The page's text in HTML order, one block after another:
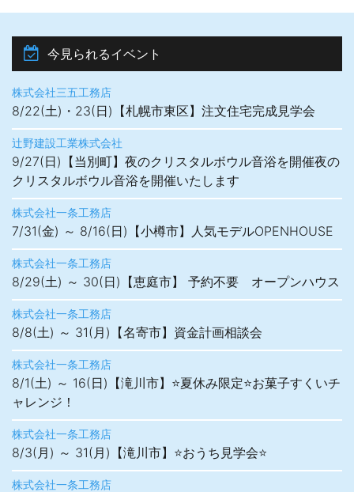
今見られるイベント
株式会社三五工務店
8/22(土)・23(日)【札幌市東区】注文住宅完成見学会
辻野建設工業株式会社
9/27(日)【当別町】夜のクリスタルボウル音浴を開催夜の
クリスタルボウル音浴を開催いたします
株式会社一条工務店
7/31(金) ～ 8/16(日)【小樽市】人気モデルOPENHOUSE
株式会社一条工務店
8/29(土) ～ 30(日)【恵庭市】 予約不要 オープンハウス
株式会社一条工務店
8/8(土) ～ 31(月)【名寄市】資金計画相談会
株式会社一条工務店
8/1(土) ～ 16(日)【滝川市】⭐夏休み限定⭐お菓子すくいチ
ャレンジ！
株式会社一条工務店
8/3(月) ～ 31(月)【滝川市】⭐おうち見学会⭐
株式会社一条工務店